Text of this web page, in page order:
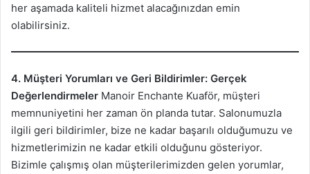
her aşamada kaliteli hizmet alacağınızdan emin
olabilirsiniz.
4. Müşteri Yorumları ve Geri Bildirimler: Gerçek
Değerlendirmeler Manoir Enchante Kuaför, müşteri
memnuniyetini her zaman ön planda tutar. Salonumuzla
ilgili geri bildirimler, bize ne kadar başarılı olduğumuzu ve
hizmetlerimizin ne kadar etkili olduğunu gösteriyor.
Bizimle çalışmış olan müşterilerimizden gelen yorumlar,